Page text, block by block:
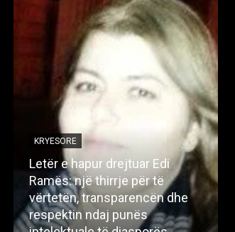
KRYESORE
Letër e hapur drejtuar Edi
Ramës: një thirrje për të
vërtetën, transparencën dhe
respektin ndaj punës